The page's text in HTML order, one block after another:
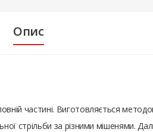
Опис
частині. Виготовляється
стрільби за різними мішенями.